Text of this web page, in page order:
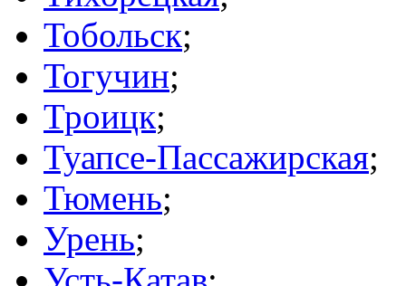
Тобольск;
Тогучин;
Троицк;
Туапсе-Пассажирская;
Тюмень;
Урень;